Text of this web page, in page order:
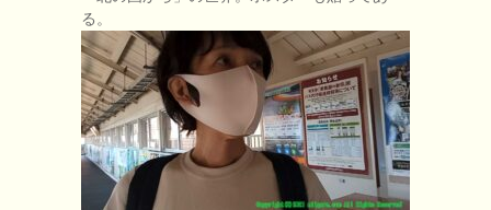
る。